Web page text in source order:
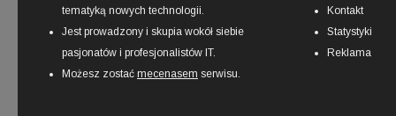
tematyką nowych technologii.
Jest prowadzony i skupia wokół siebie
pasjonatów i profesjonalistów IT.
Możesz zostać mecenasem serwisu.
Kontakt
Statystyki
Reklama